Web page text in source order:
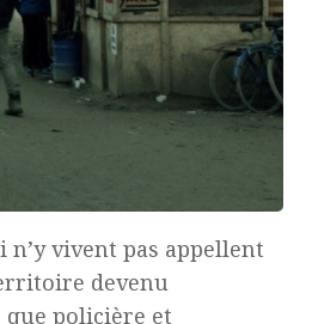
n’y vivent pas appellent
devenu
policière et